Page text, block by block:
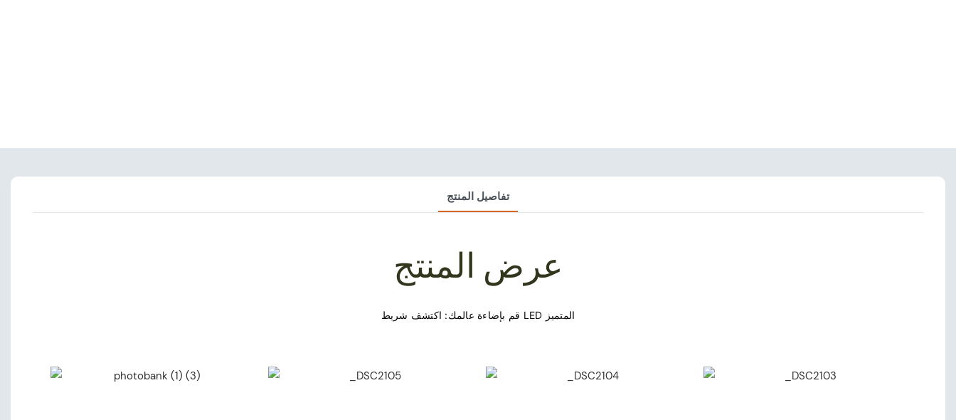
تفاصيل المنتج
عرض المنتج